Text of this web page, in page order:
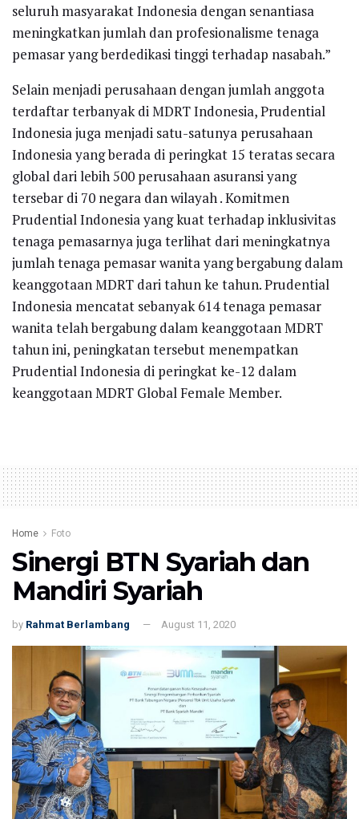
seluruh masyarakat Indonesia dengan senantiasa
meningkatkan jumlah dan profesionalisme tenaga
pemasar yang berdedikasi tinggi terhadap nasabah.”
Selain menjadi perusahaan dengan jumlah anggota
terdaftar terbanyak di MDRT Indonesia, Prudential
Indonesia juga menjadi satu-satunya perusahaan
Indonesia yang berada di peringkat 15 teratas secara
global dari lebih 500 perusahaan asuransi yang
tersebar di 70 negara dan wilayah . Komitmen
Prudential Indonesia yang kuat terhadap inklusivitas
tenaga pemasarnya juga terlihat dari meningkatnya
jumlah tenaga pemasar wanita yang bergabung dalam
keanggotaan MDRT dari tahun ke tahun. Prudential
Indonesia mencatat sebanyak 614 tenaga pemasar
wanita telah bergabung dalam keanggotaan MDRT
tahun ini, peningkatan tersebut menempatkan
Prudential Indonesia di peringkat ke-12 dalam
keanggotaan MDRT Global Female Member.
Home Foto
Sinergi BTN Syariah dan
Mandiri Syariah
by Rahmat Berlambang August 11, 2020